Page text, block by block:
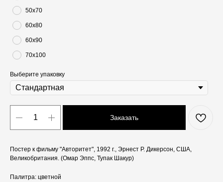
50х70
60х80
60х90
70х100
Выберите упаковку
Заказать
Постер к фильму "Авторитет", 1992 г., Эрнест Р. Дикерсон, США,
Великобритания. (Омар Эппс, Тупак Шакур)
Палитра: цветной